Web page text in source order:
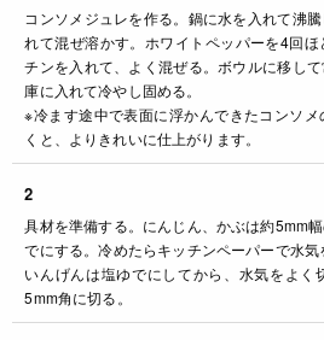
コンソメジュレを作る。鍋に水を入れて沸
れて混ぜ溶かす。ホワイトペッパーを4回
チンを入れて、よく混ぜる。ボウルに移し
庫に入れて冷やし固める。
※冷ます途中で表面に浮かんできたコンソ
くと、よりきれいに仕上がります。
2
具材を準備する。にんじん、かぶは約5mm
でにする。冷めたらキッチンペーパーで水
いんげんは塩ゆでにしてから、水気をよく
5mm角に切る。